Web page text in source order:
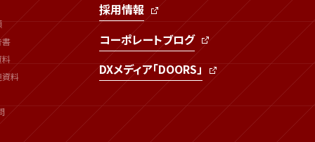
書
料
採用情報
コーポレートブログ
DXメディア「DOORS」